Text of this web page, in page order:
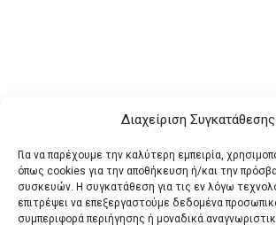
Διαχείριση Συγκατάθεσης
Για να παρέχουμε την καλύτερη εμπειρία,
όπως cookies για την αποθήκευση ή/και την
συσκευών. Η συγκατάθεση για τις εν λόγω
επιτρέψει να επεξεργαστούμε δεδομένα
συμπεριφορά περιήγησης ή μοναδικά